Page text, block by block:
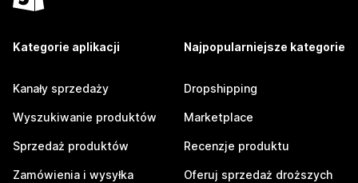
Kategorie aplikacji
Kanały sprzedaży
Wyszukiwanie produktów
Sprzedaż produktów
Zamówienia i wysyłka
Najpopularniejsze kategorie
Dropshipping
Marketplace
Recenzje produktu
Oferuj sprzedaż droższych